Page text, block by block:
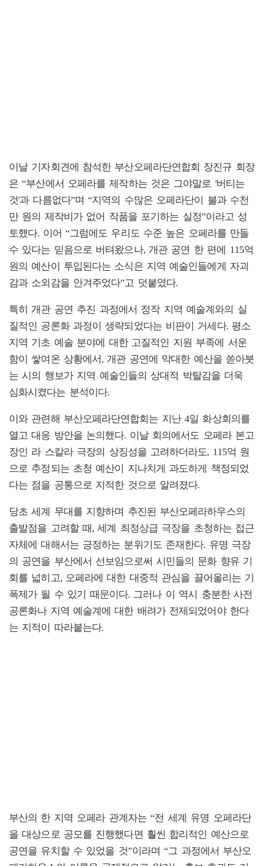
이날 기자회견에 참석한 부산오페라단연합회 장진규 회장
은 “부산에서 오페라를 제작하는 것은 그야말로 '버티는
것'과 다름없다”며 “지역의 수많은 오페라단이 불과 수천
만 원의 제작비가 없어 작품을 포기하는 실정”이라고 성
토했다. 이어 “그럼에도 우리도 수준 높은 오페라를 만들
수 있다는 믿음으로 버텨왔으나, 개관 공연 한 편에 115억
원의 예산이 투입된다는 소식은 지역 예술인들에게 자괴
감과 소외감을 안겨주었다”고 덧붙였다.
특히 개관 공연 추진 과정에서 정작 지역 예술계와의 실
질적인 공론화 과정이 생략되었다는 비판이 거세다. 평소
지역 기초 예술 분야에 대한 고질적인 지원 부족에 서운
함이 쌓여온 상황에서, 개관 공연에 막대한 예산을 쏟아붓
는 시의 행보가 지역 예술인들의 상대적 박탈감을 더욱
심화시켰다는 분석이다.
이와 관련해 부산오페라단연합회는 지난 4일 화상회의를
열고 대응 방안을 논의했다. 이날 회의에서도 오페라 본고
장인 라 스칼라 극장의 상징성을 고려하더라도, 115억 원
으로 추정되는 초청 예산이 지나치게 과도하게 책정되었
다는 점을 공통으로 지적한 것으로 알려졌다.
당초 세계 무대를 지향하며 추진된 부산오페라하우스의
출발점을 고려할 때, 세계 최정상급 극장을 초청하는 접근
자체에 대해서는 긍정하는 분위기도 존재한다. 유명 극장
의 공연을 부산에서 선보임으로써 시민들의 문화 향유 기
회를 넓히고, 오페라에 대한 대중적 관심을 끌어올리는 기
폭제가 될 수 있기 때문이다. 그러나 이 역시 충분한 사전
공론화나 지역 예술계에 대한 배려가 전제되었어야 한다
는 지적이 따라붙는다.
부산의 한 지역 오페라 관계자는 “전 세계 유명 오페라단
을 대상으로 공모를 진행했다면 훨씬 합리적인 예산으로
공연을 유치할 수 있었을 것”이라며 “그 과정에서 부산오